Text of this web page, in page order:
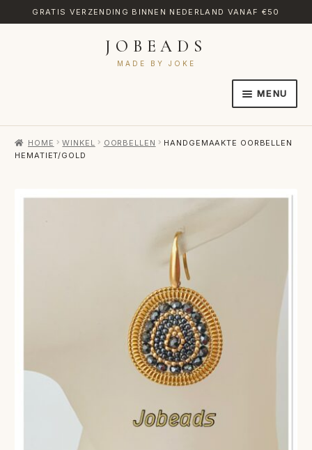
GRATIS VERZENDING BINNEN NEDERLAND VANAF €50
JOBEADS
MADE BY JOKE
MENU
AFREKENEN
VOLG BESTELLING
WINKELWAGEN
HOME WINKEL OORBELLEN
HANDGEMAAKTE OORBELLEN
HEMATIET/GOLD